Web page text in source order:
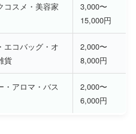
コスメ・美容家
3,000〜
15,000円
エコバッグ・オ
貨
2,000〜
8,000円
・アロマ・バス
2,000〜
6,000円